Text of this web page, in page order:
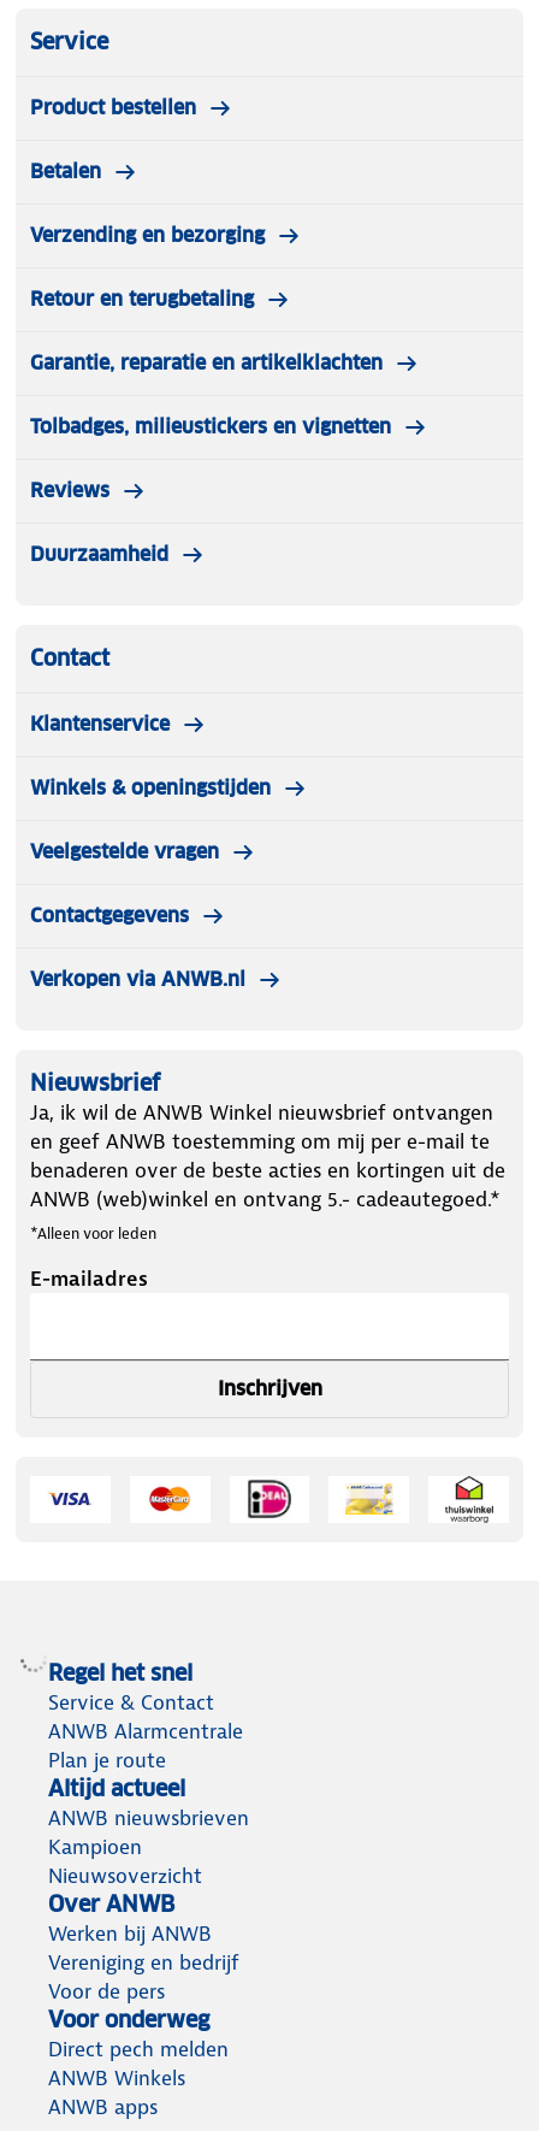
passen perfect, zijn testwinnaar en hebben vijf jaar
Service
Product bestellen
Betalen
Verzending en bezorging
Retour en terugbetaling
Garantie, reparatie en artikelklachten
Tolbadges, milieustickers en vignetten
Reviews
Duurzaamheid
Contact
Klantenservice
Winkels & openingstijden
Veelgestelde vragen
Contactgegevens
Verkopen via ANWB.nl
Nieuwsbrief
Ja, ik wil de ANWB Winkel nieuwsbrief ontvangen
en geef ANWB toestemming om mij per e-mail te
benaderen over de beste acties en kortingen uit de
ANWB (web)winkel en ontvang 5.- cadeautegoed.*
*Alleen voor leden
E-mailadres
Inschrijven
Regel het snel
Service & Contact
ANWB Alarmcentrale
Plan je route
Altijd actueel
ANWB nieuwsbrieven
Kampioen
Nieuwsoverzicht
Over ANWB
Werken bij ANWB
Vereniging en bedrijf
Voor de pers
Voor onderweg
Direct pech melden
ANWB Winkels
ANWB apps